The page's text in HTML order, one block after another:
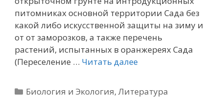
питомниках основной территории Сада без
какой либо искусственной защиты на зиму и
от от заморозков, а также перечень
растений, испытанных в оранжереях Сада
(Переселение … Читать далее
Рубрики
Биология и Экология,Литература